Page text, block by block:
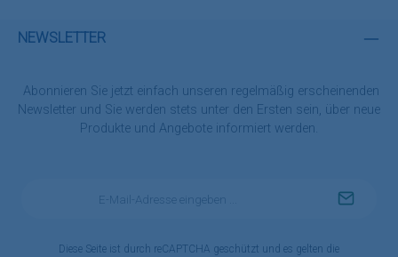
NEWSLETTER
Abonnieren Sie jetzt einfach unseren regelmäßig erscheinenden
Newsletter und Sie werden stets unter den Ersten sein, über neue
Produkte und Angebote informiert werden.
Diese Seite ist durch reCAPTCHA geschützt und es gelten die